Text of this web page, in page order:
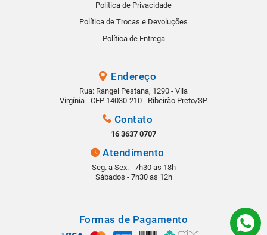
Política de Privacidade
Política de Trocas e Devoluções
Política de Entrega
Endereço
Rua: Rangel Pestana, 1290 - Vila
Virgínia - CEP 14030-210 - Ribeirão Preto/SP.
Contato
16 3637 0707
Atendimento
Seg. a Sex. - 7h30 as 18h
Sábados - 7h30 as 12h
Formas de Pagamento